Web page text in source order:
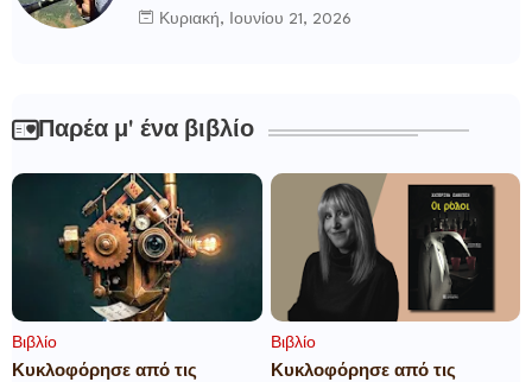
Κυριακή, Ιουνίου 21, 2026
Παρέα μ' ένα βιβλίο
Βιβλίο
Κυκλοφόρησε από τις
Βιβλίο
Κυκλοφόρησε από τις